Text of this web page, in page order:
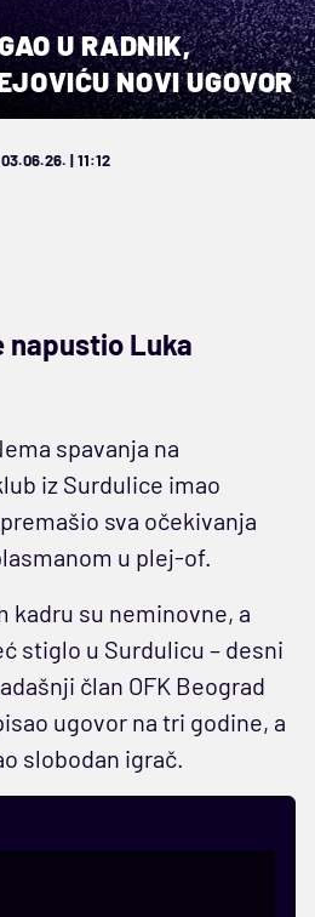
U RADNIK,
NOVI UGOVOR
| 11:12
napustio Luka
spavanja na
iz Surdulice imao
sva očekivanja
u plej-of.
kadru su neminovne, a
stiglo u Surdulicu – desni
član OFK Beograd
ugovor na tri godine, a
slobodan igrač.